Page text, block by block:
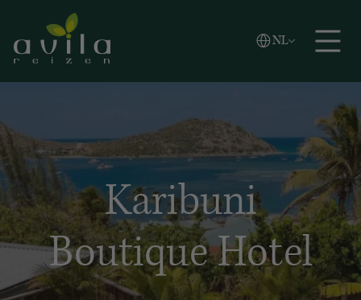
Zoeken
NL
Vlaams
English
Karibuni
Boutique Hotel